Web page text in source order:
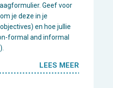
Geef voor
je deze in je
en hoe jullie
formal and informal
LEES MEER